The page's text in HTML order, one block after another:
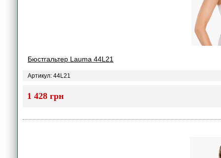
Бюстгальтер Lauma 44L21
Артикул: 44L21
1 428 грн